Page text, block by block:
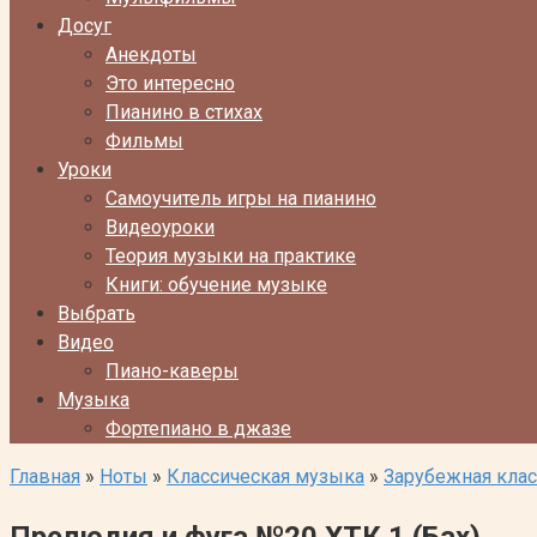
Досуг
Анекдоты
Это интересно
Пианино в стихах
Фильмы
Уроки
Самоучитель игры на пианино
Видеоуроки
Теория музыки на практике
Книги: обучение музыке
Выбрать
Видео
Пиано-каверы
Музыка
Фортепиано в джазе
Главная » Ноты » Классическая музыка » Зарубежная